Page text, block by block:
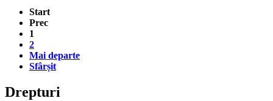
Start
Prec
1
2
Mai departe
Sfârșit
Drepturi